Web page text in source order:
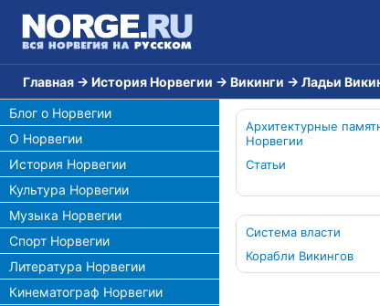
Главная → История Норвегии → Викинги → Ладьи
Блог о Норвегии
О Норвегии
История Норвегии
Культура Норвегии
Музыка Норвегии
Спорт Норвегии
Литература Норвегии
Кинематограф Норвегии
Архитектурные
Норвегии
Статьи
Система власти
Корабли Викингов